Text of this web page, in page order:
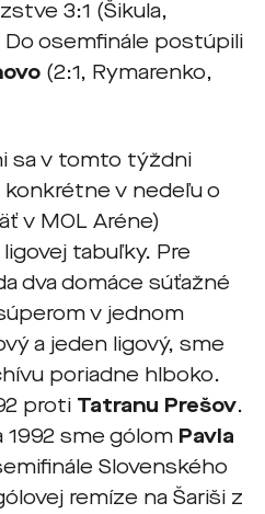
3:1 (Šikula,
Do osemfinále postúpili
(2:1, Rymarenko,
sa v tomto týždni
v nedeľu o
v MOL Aréne)
tabuľky. Pre
dva domáce súťažné
v jednom
a jeden ligový, sme
poriadne hlboko.
proti Tatranu Prešov.
sme gólom Pavla
Slovenského
remíze na Šariši z